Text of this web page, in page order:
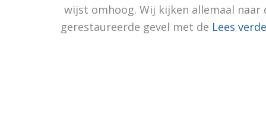
wijst omhoog. Wij kijken allemaal naar
gerestaureerde gevel met de Lees